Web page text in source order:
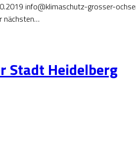
grosser-ochsenkopf.de
nächsten…
Stadt Heidelberg